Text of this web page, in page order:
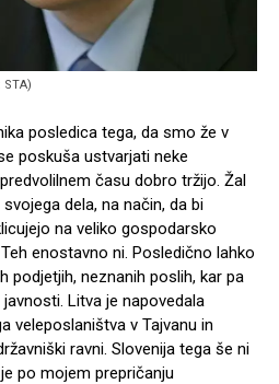
posledica tega, da smo že v
poskuša ustvarjati neke
času dobro tržijo. Žal
dela, na način, da bi
na veliko gospodarsko
enostavno ni. Posledično lahko
podjetjih, neznanih poslih, kar pa
Litva je napovedala
veleposlaništva v Tajvanu in
ravni. Slovenija tega še ni
po mojem prepričanju